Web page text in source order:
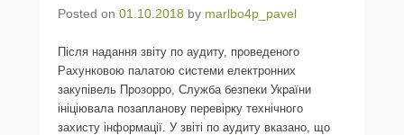
Posted on 01.10.2018 by marlbo4p_pavel
Після надання звіту по аудиту, проведеного
Рахунковою палатою системи електронних
закупівель Прозорро, Служба безпеки України
ініціювала позапланову перевірку технічного
захисту інформації. У звіті по аудиту вказано, що